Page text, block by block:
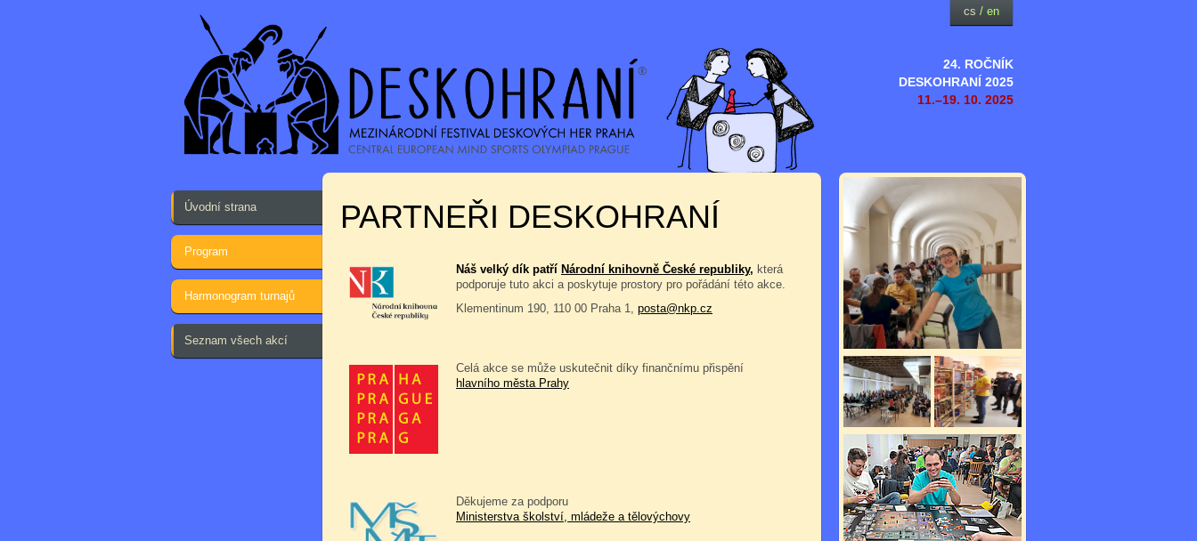
24. ROČNÍK
DESKOHRANÍ 2025
11.–19. 10. 2025
cs / en
Úvodní strana
Program
Harmonogram turnajů
Seznam všech akcí
PARTNEŘI DESKOHRANÍ
Náš velký dík patří Národní knihovně České republiky, která
podporuje tuto akci a poskytuje prostory pro pořádání této akce.
Klementinum 190, 110 00 Praha 1, posta@nkp.cz
Celá akce se může uskutečnit díky finančnímu přispění
hlavního města Prahy
Děkujeme za podporu
Ministerstva školství, mládeže a tělovýchovy